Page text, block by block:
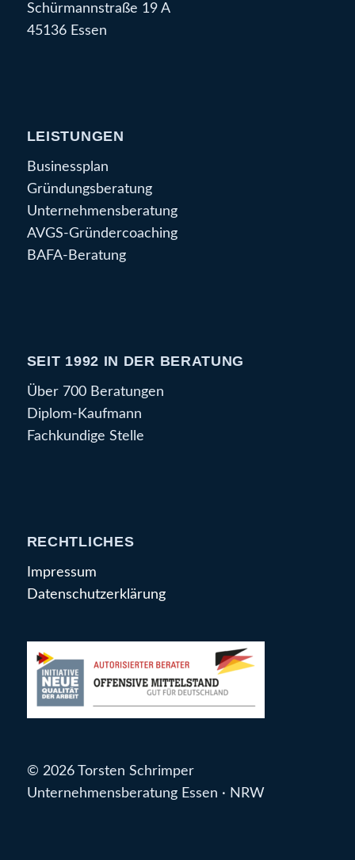
Schürmannstraße 19 A
45136 Essen
LEISTUNGEN
Businessplan
Gründungsberatung
Unternehmensberatung
AVGS-Gründercoaching
BAFA-Beratung
SEIT 1992 IN DER BERATUNG
Über 700 Beratungen
Diplom-Kaufmann
Fachkundige Stelle
RECHTLICHES
Impressum
Datenschutzerklärung
© 2026 Torsten Schrimper
Unternehmensberatung Essen · NRW